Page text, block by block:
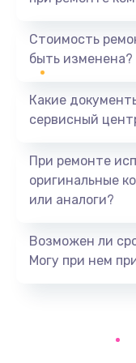
Стоимость
быть изменена?
Какие
сервисный
При ремонте
оригинальные
или аналоги?
Возможен ли
Могу при нем